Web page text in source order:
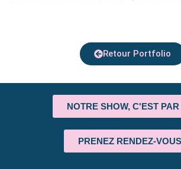
Retour Portfolio
NOTRE SHOW, C'EST PAR
PRENEZ RENDEZ-